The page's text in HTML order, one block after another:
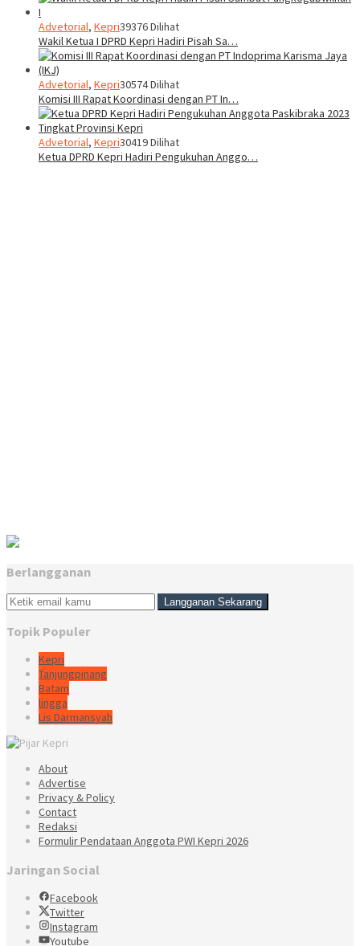
Advetorial, Kepri39376 Dilihat
Wakil Ketua I DPRD Kepri Hadiri Pisah Sa…
Advetorial, Kepri30574 Dilihat
Komisi III Rapat Koordinasi dengan PT In…
Advetorial, Kepri30419 Dilihat
Ketua DPRD Kepri Hadiri Pengukuhan Anggo…
Berlangganan
Topik Populer
Kepri
Tanjungpinang
Batam
lingga
Lis Darmansyah
About
Advertise
Privacy & Policy
Contact
Redaksi
Formulir Pendataan Anggota PWI Kepri 2026
Jaringan Social
Facebook
Twitter
Instagram
Youtube